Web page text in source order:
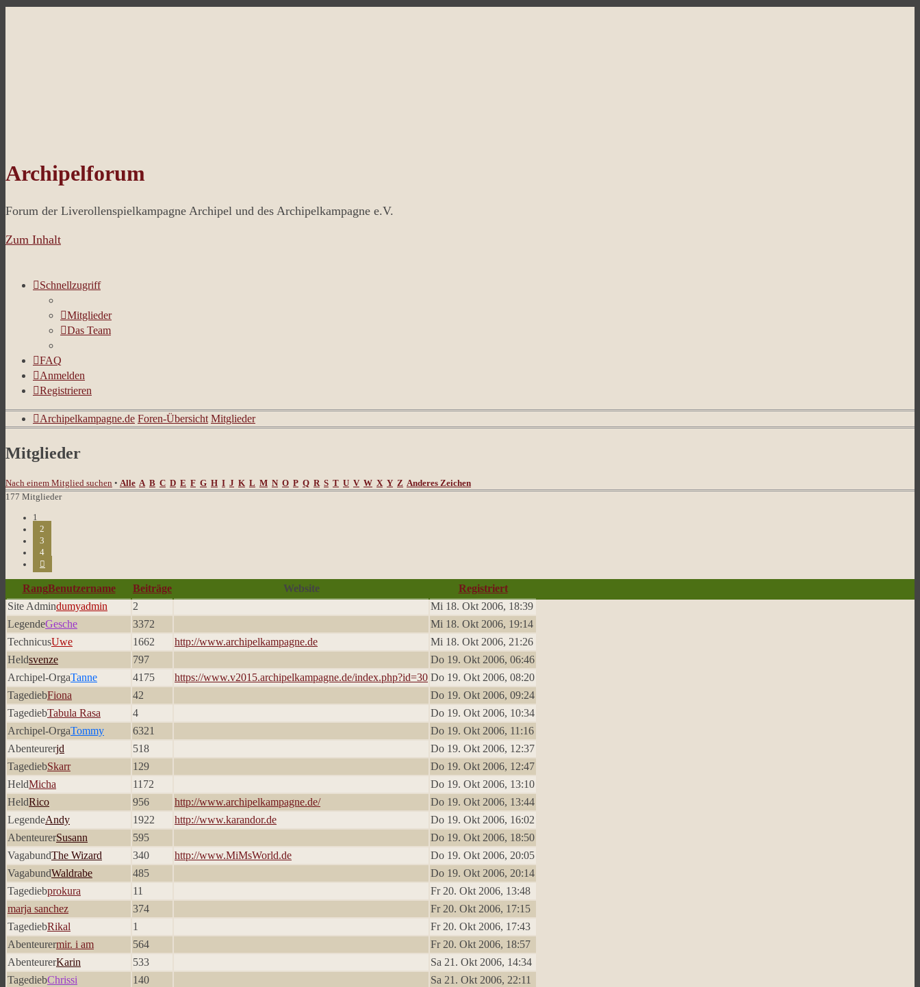
Archipelforum
Forum der Liverollenspielkampagne Archipel und des Archipelkampagne e.V.
Zum Inhalt
Schnellzugriff
Mitglieder
Das Team
FAQ
Anmelden
Registrieren
Archipelkampagne.de Foren-Übersicht Mitglieder
Mitglieder
Nach einem Mitglied suchen • Alle A B C D E F G H I J K L M N O P Q R S T U V W X Y Z Anderes Zeichen
177 Mitglieder
1
2
3
4
RangBenutzername Beiträge Website
Registriert
Site Admindumyadmin 2
Mi 18. Okt 2006, 18:39
LegendeGesche 3372
Mi 18. Okt 2006, 19:14
TechnicusUwe 1662 http://www.archipelkampagne.de
Mi 18. Okt 2006, 21:26
Heldsvenze 797
Do 19. Okt 2006, 06:46
Archipel-OrgaTanne 4175 https://www.v2015.archipelkampagne.de/index.php?id=30 Do 19. Okt 2006, 08:20
TagediebFiona 42
Do 19. Okt 2006, 09:24
TagediebTabula Rasa 4
Do 19. Okt 2006, 10:34
Archipel-OrgaTommy 6321
Do 19. Okt 2006, 11:16
Abenteurerjd 518
Do 19. Okt 2006, 12:37
TagediebSkarr 129
Do 19. Okt 2006, 12:47
HeldMicha 1172
Do 19. Okt 2006, 13:10
HeldRico 956 http://www.archipelkampagne.de/
Do 19. Okt 2006, 13:44
LegendeAndy 1922 http://www.karandor.de
Do 19. Okt 2006, 16:02
AbenteurerSusann 595
Do 19. Okt 2006, 18:50
VagabundThe Wizard 340 http://www.MiMsWorld.de
Do 19. Okt 2006, 20:05
VagabundWaldrabe 485
Do 19. Okt 2006, 20:14
Tagediebprokura 11
Fr 20. Okt 2006, 13:48
marja sanchez
374
Fr 20. Okt 2006, 17:15
TagediebRikal 1
Fr 20. Okt 2006, 17:43
Abenteurermir. i am 564
Fr 20. Okt 2006, 18:57
AbenteurerKarin 533
Sa 21. Okt 2006, 14:34
TagediebChrissi 140
Sa 21. Okt 2006, 22:11